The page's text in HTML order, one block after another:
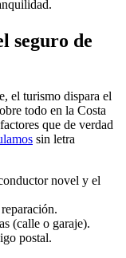
seguro de
el turismo dispara el
todo en la Costa
que de verdad
sin letra
novel y el
(calle o garaje).
postal.